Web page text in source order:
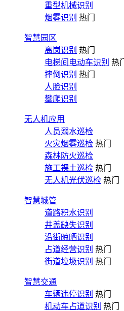
重型机械识别
烟雾识别 热门
智慧园区
离岗识别 热门
电梯间电动车识别 热门
摔倒识别 热门
人脸识别
攀爬识别
无人机应用
人员溺水巡检
火灾烟雾巡检 热门
森林防火巡检
施工裸土巡检 热门
无人机光伏巡检 热门
智慧城管
道路积水识别
井盖缺失识别
沿街晾晒识别
占道经营识别 热门
街道垃圾识别 热门
智慧交通
车辆违停识别 热门
机动车占道识别 热门